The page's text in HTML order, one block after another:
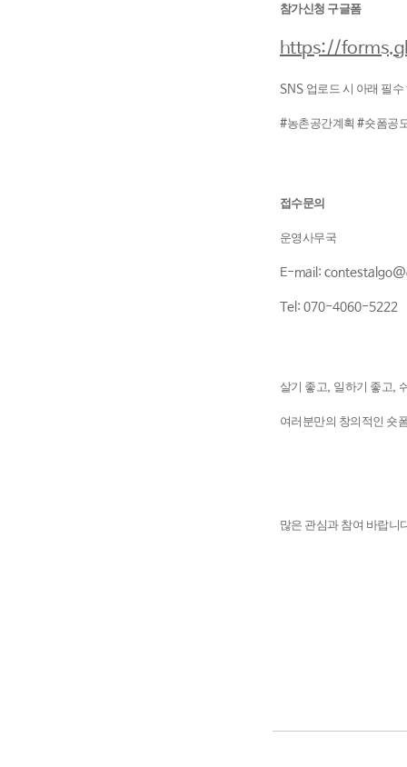
참가신청 구글폼
https://
SNS 업로드 시 아래 필
#농촌공간계획#숏폼공
접수문의
운영사무국
E-mail:
Tel: 070-4060-5222
살기 좋고, 일하기 좋고,
여러분만의 창의적인 숏
많은 관심과 참여 바랍니